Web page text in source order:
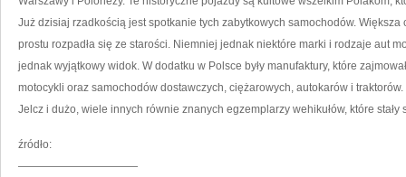
Już dzisiaj rzadkością jest spotkanie tych zabytkowych samochodów. Większa
prostu rozpadła się ze starości. Niemniej jednak niektóre marki i rodzaje aut
jednak wyjątkowy widok. W dodatku w Polsce były manufaktury, które
motocykli oraz samochodów dostawczych, ciężarowych, autokarów i
Jelcz i dużo, wiele innych równie znanych egzemplarzy wehikułów, które
źródło:
———————————